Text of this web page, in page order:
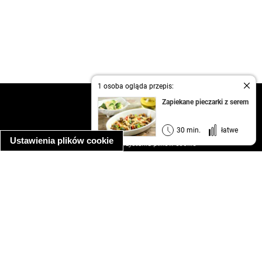
Ustawienia plików cookie
1 osoba ogląda przepis:
Zapiekane pieczarki z serem
30 min. łatwe
kontakt
regulamin
informacja o prywatności
informacja o wykorzystaniu plików cookie